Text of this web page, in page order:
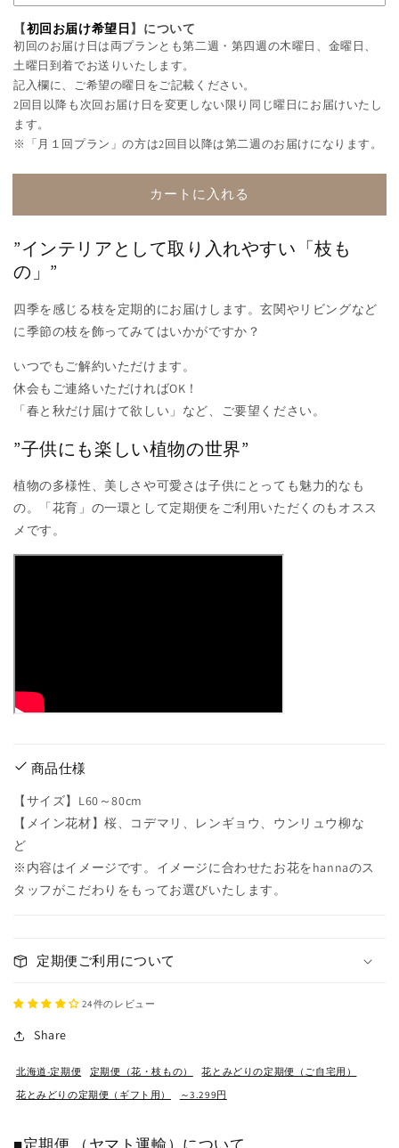
【初回お届け希望日 】について
初回のお届け日は両プランとも第二週・第四週の木曜日、金曜日、
土曜日到着でお送りいたします。
記入欄に、ご希望の曜日をご記載ください。
2回目以降も次回お届け日を変更しない限り同じ曜日にお届けいたし
ます。
※「月１回プラン」の方は2回目以降は第二週のお届けになります。
カートに入れる
”インテリアとして取り入れやすい「枝も
の」 ”
四季を感じる枝を定期的にお届けします。玄関やリビングなど
に季節の枝を飾ってみてはいかがですか？
いつでもご解約いただけます。
休会もご連絡いただければOK！
「春と秋だけ届けて欲しい」など、ご要望ください。
”子供にも楽しい植物の世界”
植物の多様性、美しさや可愛さは子供にとっても魅力的なも
の。「花育」の一環として定期便をご利用いただくのもオスス
メです。
商品仕様
【サイズ】L60～80cm
【メイン花材】桜、コデマリ、レンギョウ、ウンリュウ柳な
ど
※内容はイメージです。イメージに合わせたお花をhannaのス
タッフがこだわりをもってお選びいたします。
定期便ご利用について
24件のレビュー
Share
北海道-定期便 定期便（花・枝もの）
花とみどりの定期便（ご自宅用）
花とみどりの定期便（ギフト用）
～3.299円